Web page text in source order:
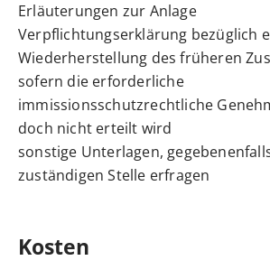
Erläuterungen zur Anlage
Verpflichtungserklärung bezüglich
Wiederherstellung des früheren
sofern die erforderliche
immissionsschutzrechtliche
doch nicht erteilt wird
sonstige Unterlagen,
zuständigen Stelle erfragen
Kosten